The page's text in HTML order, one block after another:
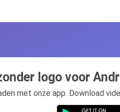
logo voor
met onze app. Download